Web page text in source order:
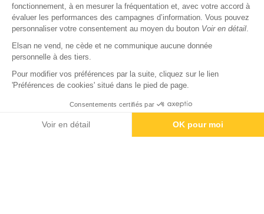
fonctionnement, à en mesurer la fréquentation et, avec votre accord à
évaluer les performances des campagnes d’information. Vous pouvez
personnaliser votre consentement au moyen du bouton Voir en détail
Elsan ne vend, ne cède et ne communique aucune donnée
personnelle à des tiers.
Pour modifier vos préférences par la suite, cliquez sur le lien
'Préférences de cookies' situé dans le pied de page.
Consentements certifiés par
Voir en détail OK pour moi
Devenir fournisseur
© Copyright 2026 Elsan
Mentions Légales-Données personnelles
Agence digitale : VOID